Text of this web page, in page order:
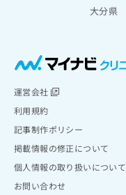
大分県
運営会社
利用規約
記事制作ポリシー
掲載情報の修正について
個人情報の取り扱いについて
お問い合わせ